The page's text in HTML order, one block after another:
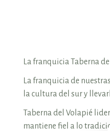
La franquicia Taberna
La franquicia de
la cultura del sur y
Taberna del Volapié
mantiene fiel a lo